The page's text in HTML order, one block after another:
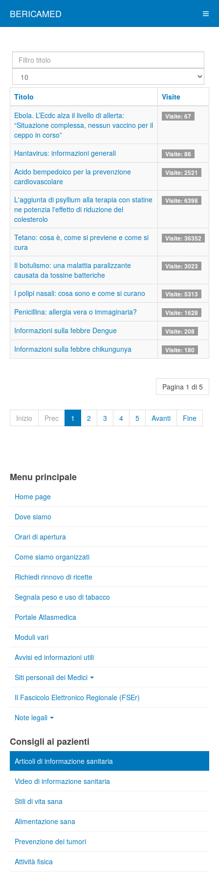
BERICAMED
Filtro
titolo
Visualizza
#
Titolo
Visite
Ebola. L’Ecdc alza il livello di allerta:
“Situazione complessa, nessun vaccino per il
ceppo in corso”
Visite: 67
Hantavirus: informazioni generali Visite: 86
Acido bempedoico per la prevenzione
cardiovascolare
Visite: 2521
L'aggiunta di psyllium alla terapia con statine
ne potenzia l'effetto di riduzione del
colesterolo
Visite: 6398
Tetano: cosa è, come si previene e come si
cura
Visite: 36352
Il botulismo: una malattia paralizzante
causata da tossine batteriche
Visite: 3023
I polipi nasali: cosa sono e come si curano Visite: 5313
Penicillina: allergia vera o immaginaria? Visite: 1628
Informazioni sulla febbre Dengue Visite: 208
Informazioni sulla febbre chikungunya Visite: 180
Pagina 1 di 5
Inizio Prec 1 2 3 4 5 Avanti Fine
Menu principale
Home page
Dove siamo
Orari di apertura
Come siamo organizzati
Richiedi rinnovo di ricette
Segnala peso e uso di tabacco
Portale Atlasmedica
Moduli vari
Avvisi ed informazioni utili
Siti personali dei Medici
Il Fascicolo Elettronico Regionale (FSEr)
Note legali
Consigli ai pazienti
Articoli di informazione sanitaria
Video di informazione sanitaria
Stili di vita sana
Alimentazione sana
Prevenzione dei tumori
Attività fisica